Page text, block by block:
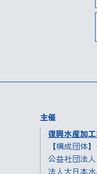
主催
復興水産加
【構成団体
公益社団法
法人大日本